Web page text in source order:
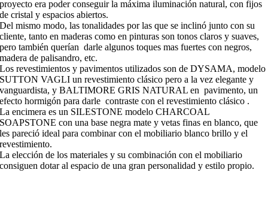
proyecto era poder conseguir la máxima iluminación natural, con fijos
de cristal y espacios abiertos.
Del mismo modo, las tonalidades por las que se inclinó junto con su
cliente, tanto en maderas como en pinturas son tonos claros y suaves,
pero también querían darle algunos toques mas fuertes con negros,
madera de palisandro, etc.
Los revestimientos y pavimentos utilizados son de DYSAMA, modelo
SUTTON VAGLI un revestimiento clásico pero a la vez elegante y
vanguardista, y BALTIMORE GRIS NATURAL en pavimento, un
efecto hormigón para darle contraste con el revestimiento clásico .
La encimera es un SILESTONE modelo CHARCOAL
SOAPSTONE con una base negra mate y vetas finas en blanco, que
les pareció ideal para combinar con el mobiliario blanco brillo y el
revestimiento.
La elección de los materiales y su combinación con el mobiliario
consiguen dotar al espacio de una gran personalidad y estilo propio.